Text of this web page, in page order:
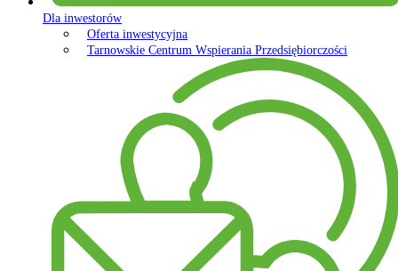
Dla inwestorów
Oferta inwestycyjna
Tarnowskie Centrum Wspierania Przedsiębiorczości